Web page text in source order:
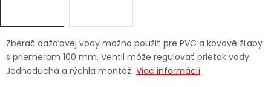
Doprava a platba Váš zákaznícky účet
Kontakty
Zberač dažďovej vody možno použiť pre PVC a kovové žľaby
s priemerom 100 mm. Ventil môže regulovať prietok vody.
Jednoduchá a rýchla montáž. Viac informácií